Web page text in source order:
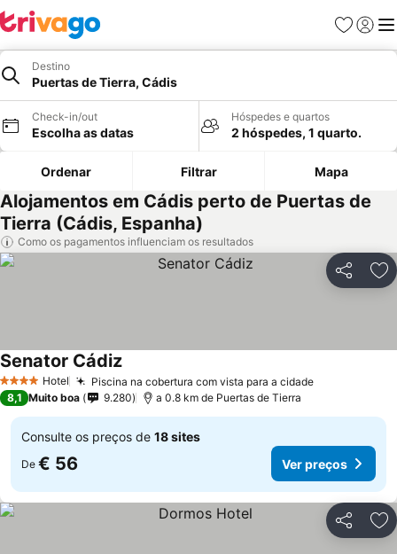
Favoritos
Iniciar
Destino
Puertas de Tierra, Cádis
Check-in/out
Escolha as datas
Hóspedes e quartos
2 hóspedes, 1 quarto.
Ordenar Filtrar Mapa
Alojamentos em Cádis perto de Puertas de
Tierra (Cádis, Espanha)
Como os pagamentos influenciam os resultados
Partilhar
4 EstrelasHotel Piscina na cobertura com vista para a cidadeVer preços
Senator CádizVer preços
8,1 Muito boa 9.280 a 0.8 km de Puertas de Tierra
Consulte os preços de 18 sites
De € 56 Ver preços
Partilhar